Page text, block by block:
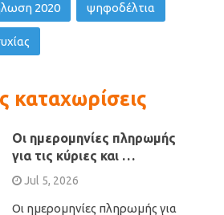
2020 ψηφοδέλτια
καταχωρίσεις
Οι ημερομηνίες πληρωμής
για τις κύριες και …
Jul 5, 2026
Οι ημερομηνίες πληρωμής για